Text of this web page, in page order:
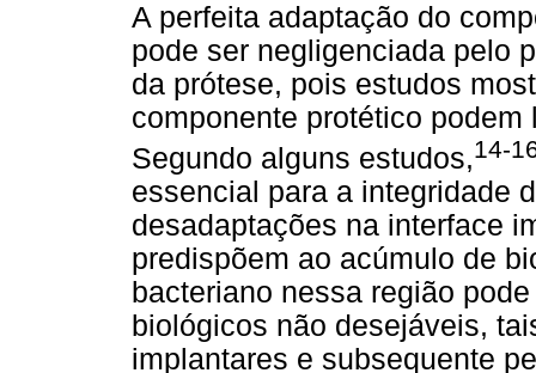
A perfeita adaptação do
pode ser negligenciada pelo
da prótese, pois estudos
componente protético
Segundo alguns estudos,14-
essencial para a integridade
desadaptações na interface
predispõem ao acúmulo de
bacteriano nessa região
biológicos não desejáveis,
implantares e subsequente